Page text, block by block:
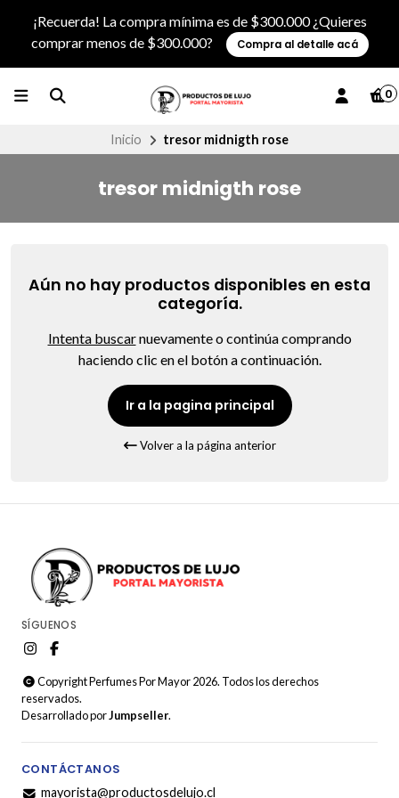
¡Recuerda! La compra mínima es de $300.000 ¿Quieres
comprar menos de $300.000?
Compra al detalle acá
0
Inicio tresor midnigth rose
tresor midnigth rose
Aún no hay productos disponibles en esta
categoría.
Intenta buscarnuevamente o continúa comprando
haciendo clic en el botón a continuación.
Ir a la pagina principal
Volver a la página anterior
SÍGUENOS
Copyright Perfumes Por Mayor 2026. Todos los derechos
reservados.
Desarrollado porJumpseller.
CONTÁCTANOS
mayorista@productosdelujo.cl